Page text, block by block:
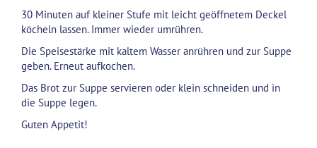
30 Minuten auf kleiner Stufe mit leicht geöffnetem Deckel
köcheln lassen. Immer wieder umrühren.
Die Speisestärke mit kaltem Wasser anrühren und zur Suppe
geben. Erneut aufkochen.
Das Brot zur Suppe servieren oder klein schneiden und in
die Suppe legen.
Guten Appetit!